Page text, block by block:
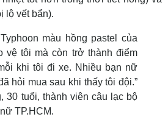
lộ vết bẩn).
màu hồng pastel của
vệ tôi mà còn trở thành điểm
khi tôi đi xe. Nhiều bạn nữ
hỏi mua sau khi thấy tôi đội.”
30 tuổi, thành viên câu lạc bộ
TP.HCM.